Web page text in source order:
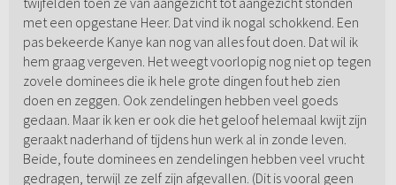
met een opgestane Heer. Dat vind ik nogal schokkend. Een
pas bekeerde Kanye kan nog van alles fout doen. Dat wil ik
hem graag vergeven. Het weegt voorlopig nog niet op tegen
zovele dominees die ik hele grote dingen fout heb zien
doen en zeggen. Ook zendelingen hebben veel goeds
gedaan. Maar ik ken er ook die het geloof helemaal kwijt zijn
geraakt naderhand of tijdens hun werk al in zonde leven.
Beide, foute dominees en zendelingen hebben veel vrucht
gedragen, terwijl ze zelf zijn afgevallen. (Dit is vooral geen